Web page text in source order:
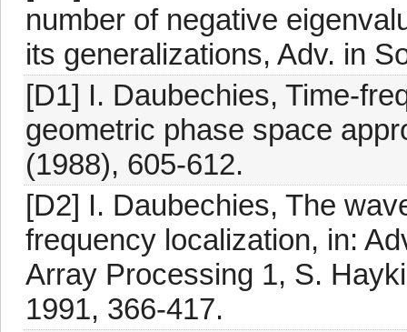
number of negative
its generalizations, Adv. in
[D1] I. Daubechies, Time-
geometric phase space
(1988), 605-612.
[D2] I. Daubechies, The
frequency localization, in:
Array Processing 1, S.
1991, 366-417.